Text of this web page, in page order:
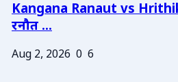
Kangana Ranaut vs
रनौत ...
Aug 2, 2026 0 6